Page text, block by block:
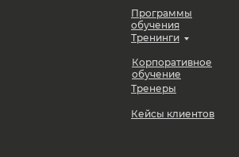
Кейсы клиентов
Тренинги
Тренеры
Программы
обучения
Корпоративное
обучение